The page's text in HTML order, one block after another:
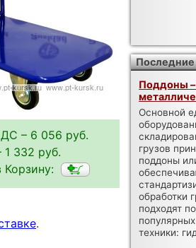
– 6 056 руб.
332 руб.
Корзину:
.
Последние
Поддоны –
Основной
грузов
поддоны
обработки
подходят
техники: